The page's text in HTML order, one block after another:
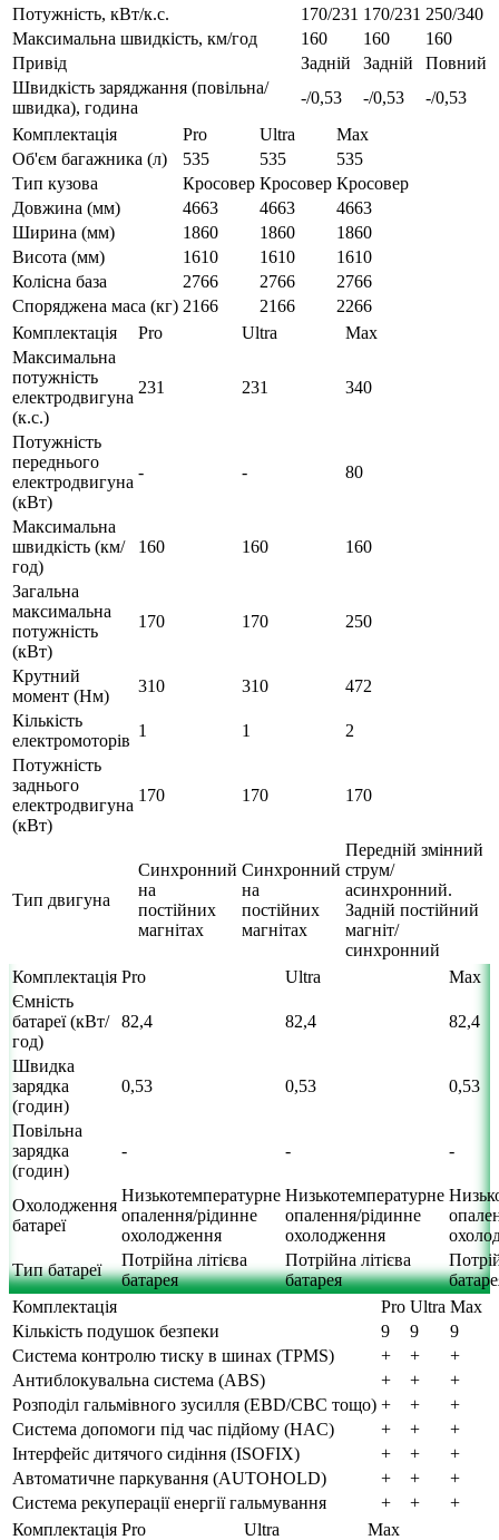
Потужність, кВт/к.с.
170/231 170/231 250/340
Максимальна швидкість, км/год
160 160
160
Привід
Задній Задній
Повний
Швидкість заряджання (повільна/
швидка), година
-/0,53 -/0,53
-/0,53
Комплектація
Pro Ultra
Max
Об'єм багажника (л)
535 535
535
Тип кузова
Кросовер Кросовер Кросовер
Довжина (мм)
4663 4663
4663
Ширина (мм)
1860 1860
1860
Висота (мм)
1610 1610
1610
Колісна база
2766 2766
2766
Споряджена маса (кг) 2166 2166
2266
Комплектація
Pro Ultra
Max
Максимальна
потужність
електродвигуна
(к.с.)
231 231 340
Потужність
переднього
електродвигуна
(кВт)
- - 80
Максимальна
швидкість (км/
год)
160 160 160
Загальна
максимальна
потужність
(кВт)
170 170 250
Крутний
момент (Нм)
310 310
472
Кількість
електромоторів
1 1
2
Потужність
заднього
електродвигуна
(кВт)
170 170 170
Тип двигуна
Синхронний
на
постійних
магнітах
Синхронний
на
постійних
магнітах
Передній змінний
струм/
асинхронний.
Задній постійний
магніт/
синхронний
Комплектація Pro Ultra
Max
Ємність
батареї (кВт/
год)
82,4 82,4 82,4
Швидка
зарядка
(годин)
0,53 0,53 0,53
Повільна
зарядка
(годин)
- - -
Охолодження
батареї
Низькотемпературне
опалення/рідинне
охолодження
Низькотемпературне
опалення/рідинне
охолодження
Тип батареї
Потрійна літієва
батарея
Потрійна літієва
батарея
Комплектація
Pro Ultra Max
Кількість подушок безпеки
9 9
9
Система контролю тиску в шинах (TPMS)
+ +
+
Антиблокувальна система (ABS)
+ +
+
Розподіл гальмівного зусилля (EBD/CBC тощо) + +
+
Система допомоги під час підйому (HAC)
+ +
+
Інтерфейс дитячого сидіння (ISOFIX)
+ +
+
Автоматичне паркування (AUTOHOLD)
+ +
+
Система рекуперації енергії гальмування
+ +
+
Комплектація Pro Ultra
Max